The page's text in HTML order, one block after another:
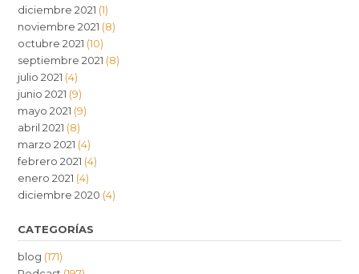
diciembre 2021 (1)
noviembre 2021 (8)
octubre 2021 (10)
septiembre 2021 (8)
julio 2021 (4)
junio 2021 (9)
mayo 2021 (9)
abril 2021 (8)
marzo 2021 (4)
febrero 2021 (4)
enero 2021 (4)
diciembre 2020 (4)
CATEGORÍAS
blog (171)